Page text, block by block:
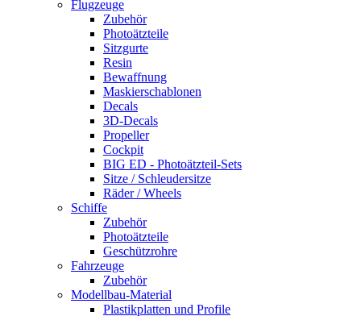
Flugzeuge
Zubehör
Photoätzteile
Sitzgurte
Resin
Bewaffnung
Maskierschablonen
Decals
3D-Decals
Propeller
Cockpit
BIG ED - Photoätzteil-Sets
Sitze / Schleudersitze
Räder / Wheels
Schiffe
Zubehör
Photoätzteile
Geschützrohre
Fahrzeuge
Zubehör
Modellbau-Material
Plastikplatten und Profile